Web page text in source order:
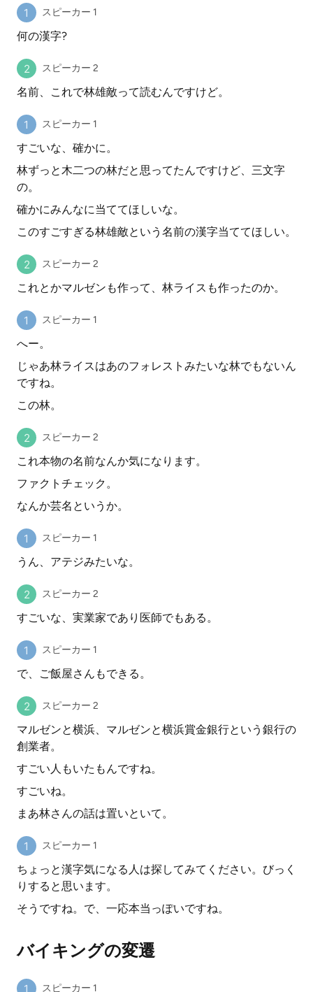
スピーカー 1
何の漢字?
スピーカー 2
名前、これで林雄敵って読むんですけど。
スピーカー 1
すごいな、確かに。
林ずっと木二つの林だと思ってたんですけど、三文字
の。
確かにみんなに当ててほしいな。
このすごすぎる林雄敵という名前の漢字当ててほしい。
スピーカー 2
これとかマルゼンも作って、林ライスも作ったのか。
スピーカー 1
へー。
じゃあ林ライスはあのフォレストみたいな林でもないん
ですね。
この林。
スピーカー 2
これ本物の名前なんか気になります。
ファクトチェック。
なんか芸名というか。
スピーカー 1
うん、アテジみたいな。
スピーカー 2
すごいな、実業家であり医師でもある。
スピーカー 1
で、ご飯屋さんもできる。
スピーカー 2
マルゼンと横浜、マルゼンと横浜賞金銀行という銀行の
創業者。
すごい人もいたもんですね。
すごいね。
まあ林さんの話は置いといて。
スピーカー 1
ちょっと漢字気になる人は探してみてください。びっく
りすると思います。
そうですね。で、一応本当っぽいですね。
バイキングの変遷
スピーカー 1